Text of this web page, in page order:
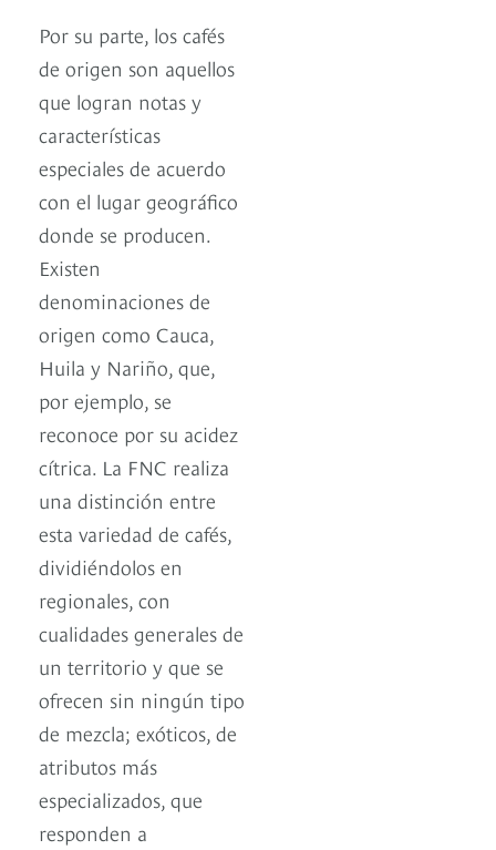
Por su parte, los cafés
de origen son aquellos
que logran notas y
características
especiales de acuerdo
con el lugar geográfico
donde se producen.
Existen
denominaciones de
origen como Cauca,
Huila y Nariño, que,
por ejemplo, se
reconoce por su acidez
cítrica. La FNC realiza
una distinción entre
esta variedad de cafés,
dividiéndolos en
regionales, con
cualidades generales de
un territorio y que se
ofrecen sin ningún tipo
de mezcla; exóticos, de
atributos más
especializados, que
responden a